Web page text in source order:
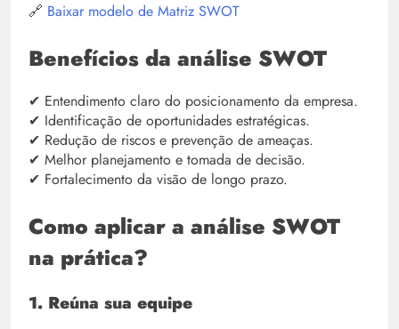
🔗 Baixar modelo de Matriz SWOT
Benefícios da análise SWOT
✔ Entendimento claro do posicionamento da empresa.
✔ Identificação de oportunidades estratégicas.
✔ Redução de riscos e prevenção de ameaças.
✔ Melhor planejamento e tomada de decisão.
✔ Fortalecimento da visão de longo prazo.
Como aplicar a análise SWOT
na prática?
1. Reúna sua equipe